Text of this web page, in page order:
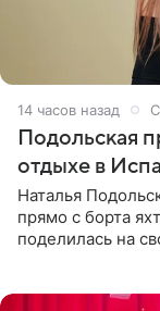
14 часов назад
Подольская
отдыхе в
Наталья
прямо с борта
поделилась на